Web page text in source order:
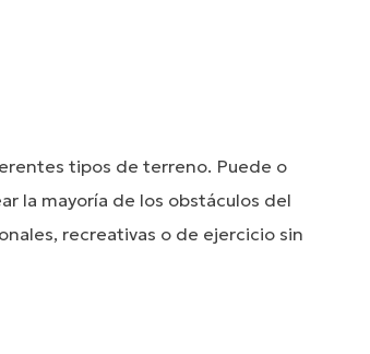
tipos de terreno. Puede o
la mayoría de los obstáculos del
recreativas o de ejercicio sin